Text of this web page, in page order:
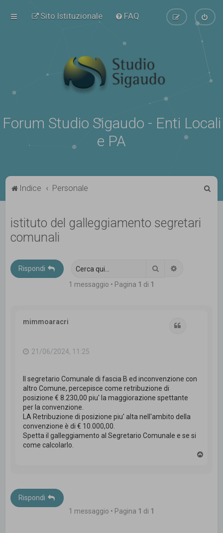
Sito Istituzionale FAQ
Forum Studio Sigaudo - Enti Locali
e PA
Indice Personale
istituto del galleggiamento segretari
comunali
Rispondi Cerca
1 messaggio • Pagina 1 di 1
mimmoaracri
21/06/2024, 11:25
Il segretario Comunale di fascia B ed inconvenzione con
altro Comune, percepisce come retribuzione di
posizione € 8.230,00 piu' la maggiorazione spettante
per la convenzione.
LA Retribuzione di posizione piu' alta nell'ambito della
convenzione è di € 10.000,00.
Spetta il galleggiamento al Segretario Comunale e se si
come calcolarlo.
Rispondi
1 messaggio • Pagina 1 di 1